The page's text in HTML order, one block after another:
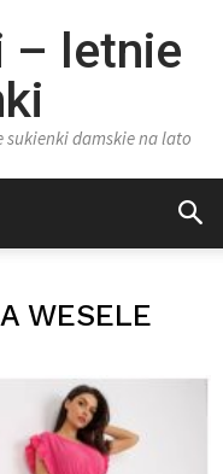
– letnie
damskie na lato
WESELE